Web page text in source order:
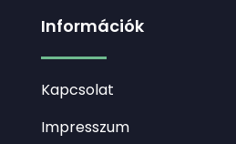
Információk
Kapcsolat
Impresszum